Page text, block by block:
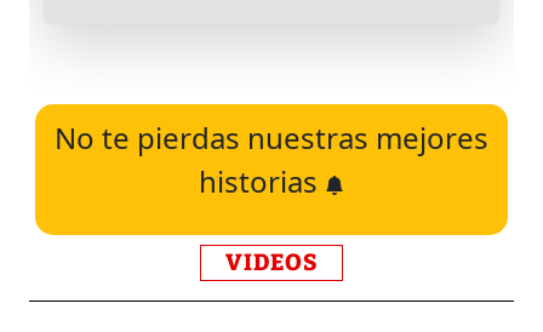
No te pierdas nuestras mejores
historias
VIDEOS